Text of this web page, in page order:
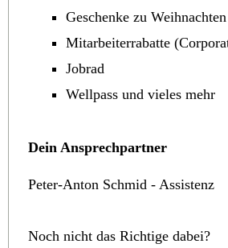
Geschenke zu
Mitarbeiterrabatte
Jobrad
Wellpass und vieles mehr
Dein Ansprechpartner
Peter-Anton Schmid - Assistenz
Noch nicht das Richtige dabei?